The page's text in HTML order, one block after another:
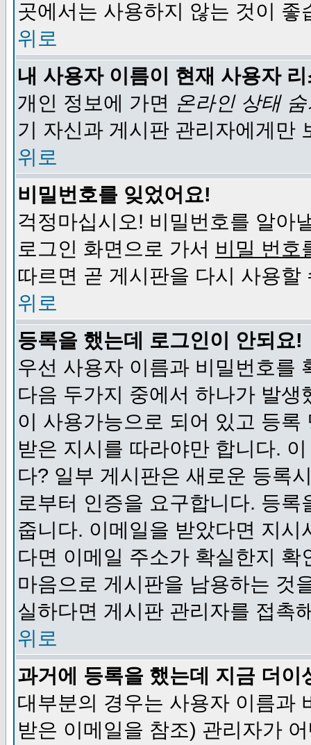
곳에서는 사용하지 않는 것이 좋
위로
내 사용자 이름이 현재 사용자
개인 정보에 가면 온라인 상태
기 자신과 게시판 관리자에게만
위로
비밀번호를 잊었어요!
걱정마십시오! 비밀번호를 알아
로그인 화면으로 가서 비밀 번호
따르면 곧 게시판을 다시 사용할
위로
등록을 했는데 로그인이 안되요!
우선 사용자 이름과 비밀번호를
다음 두가지 중에서 하나가 발
이 사용가능으로 되어 있고 등
받은 지시를 따라야만 합니다.
다? 일부 게시판은 새로운 등록
로부터 인증을 요구합니다. 등
줍니다. 이메일을 받았다면 지
다면 이메일 주소가 확실한지
마음으로 게시판을 남용하는 것
실하다면 게시판 관리자를 접촉
위로
과거에 등록을 했는데 지금 더
대부분의 경우는 사용자 이름과
받은 이메일을 참조) 관리자가